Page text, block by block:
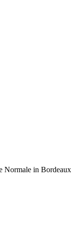
Normale in Bordeaux